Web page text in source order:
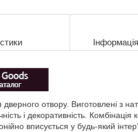
отвору. Виготовлені з
і декоративність.
вписується у будь-який